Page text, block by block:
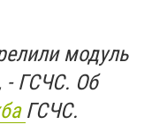
модуль
- ГСЧС. Об
ГСЧС.